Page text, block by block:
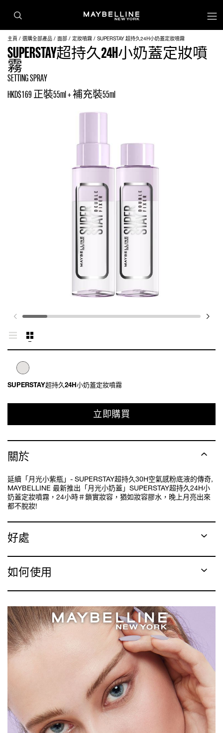
主頁 選購全部產品 面部 定妝噴霧 SUPERSTAY 超持久24H小奶蓋定妝噴霧
SUPERSTAY超持久24H小奶蓋定妝噴
霧
SETTING SPRAY
HKD$169 正裝55ml + 補充裝55ml
SUPERSTAY超持久24H小奶蓋定妝噴霧
立即購買
關於
延續「月光小紫瓶」- SUPERSTAY超持久30H空氣感粉底液的傳奇,
MAYBELLINE 最新推出「月光小奶蓋」SUPERSTAY超持久24H小
奶蓋定妝噴霧，24小時＃鎖實妝容，猶如妝容膠水，晚上月亮出來
都不脫妝!
好處
如何使用